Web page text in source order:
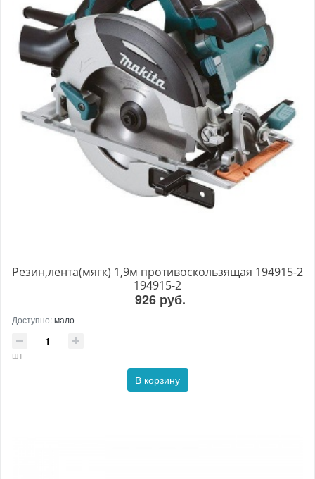
Резин,лента(мягк) 1,9м противоскользящая 194915-2
194915-2
926 руб.
Доступно:мало
шт
В корзину